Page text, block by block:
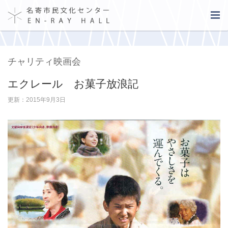
チャリティ映画会
エクレール お菓子放浪記
更新：2015年9月3日